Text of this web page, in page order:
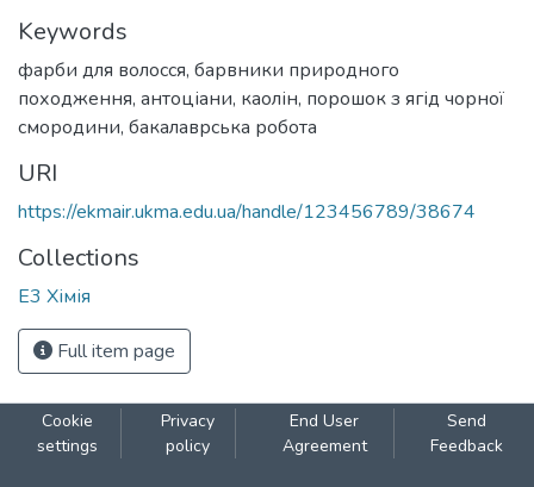
Keywords
фарби для волосся, барвники природного
походження, антоціани, каолін, порошок з ягід чорної
смородини, бакалаврська робота
URI
https://ekmair.ukma.edu.ua/handle/123456789/38674
Collections
Е3 Хімія
Full item page
Cookie
settings
Privacy
policy
End User
Agreement
Send
Feedback